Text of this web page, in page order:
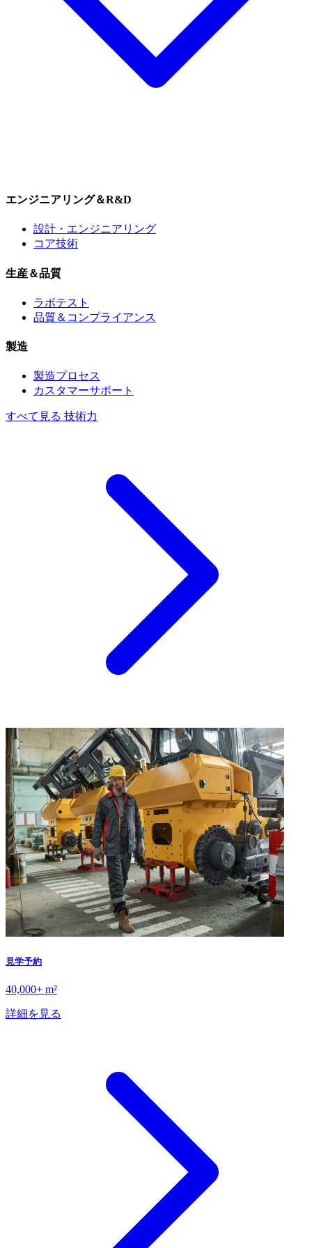
エンジニアリング＆R&D
設計・エンジニアリング
コア技術
生産＆品質
ラボテスト
品質＆コンプライアンス
製造
製造プロセス
カスタマーサポート
すべて見る 技術力
見学予約
40,000+ m²
詳細を見る